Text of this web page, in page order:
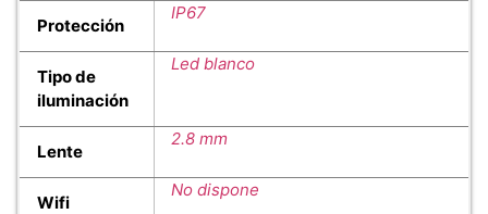
Protección
IP67
Tipo de
iluminación
Led blanco
Lente
2.8 mm
Wifi
No dispone